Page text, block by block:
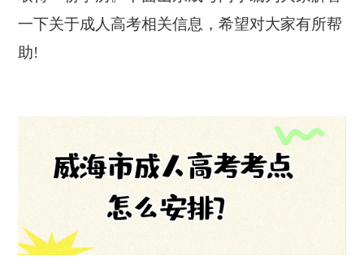
一下关于成人高考相关信息，希望对大家有所帮
助!